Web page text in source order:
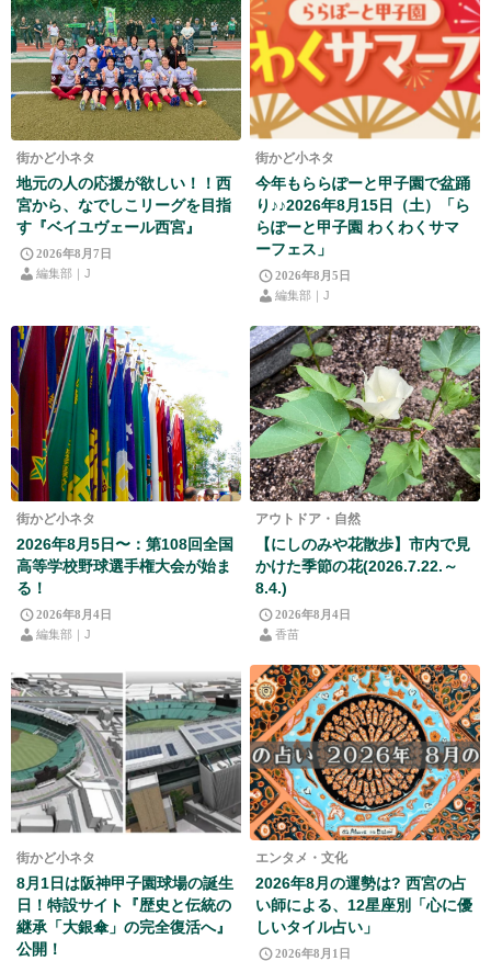
街かど小ネタ
地元の人の応援が欲しい！！西
宮から、なでしこリーグを目指
す『ベイユヴェール西宮』
2026年8月7日
編集部｜J
街かど小ネタ
今年もららぽーと甲子園で盆踊
り♪♪2026年8月15日（土）「ら
らぽーと甲子園 わくわくサマ
ーフェス」
2026年8月5日
編集部｜J
街かど小ネタ
2026年8月5日〜：第108回全国
高等学校野球選手権大会が始ま
る！
2026年8月4日
編集部｜J
アウトドア・自然
【にしのみや花散歩】市内で見
かけた季節の花(2026.7.22.～
8.4.)
2026年8月4日
香苗
街かど小ネタ
8月1日は阪神甲子園球場の誕生
日！特設サイト『歴史と伝統の
継承「大銀傘」の完全復活へ』
公開！
エンタメ・文化
2026年8月の運勢は? 西宮の占
い師による、12星座別「心に優
しいタイル占い」
2026年8月1日